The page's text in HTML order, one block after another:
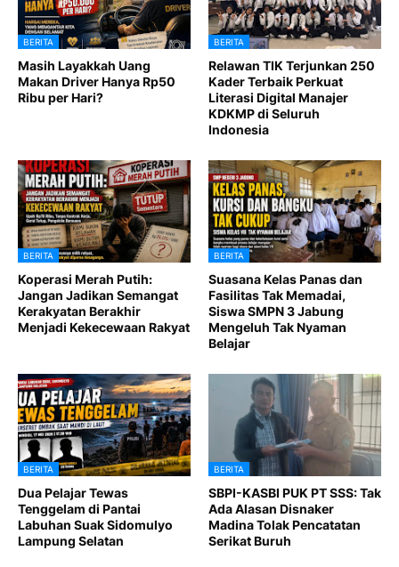
BERITA
Masih Layakkah Uang
Makan Driver Hanya Rp50
Ribu per Hari?
BERITA
Relawan TIK Terjunkan 250
Kader Terbaik Perkuat
Literasi Digital Manajer
KDKMP di Seluruh
Indonesia
BERITA
Koperasi Merah Putih:
Jangan Jadikan Semangat
Kerakyatan Berakhir
Menjadi Kekecewaan Rakyat
BERITA
Suasana Kelas Panas dan
Fasilitas Tak Memadai,
Siswa SMPN 3 Jabung
Mengeluh Tak Nyaman
Belajar
BERITA
Dua Pelajar Tewas
Tenggelam di Pantai
Labuhan Suak Sidomulyo
Lampung Selatan
BERITA
SBPI-KASBI PUK PT SSS: Tak
Ada Alasan Disnaker
Madina Tolak Pencatatan
Serikat Buruh